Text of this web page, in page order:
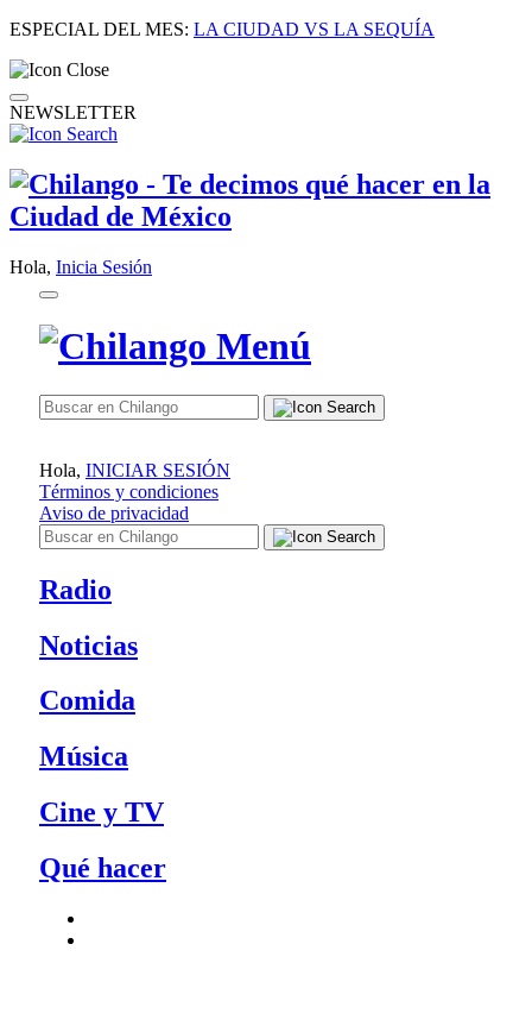
ESPECIAL DEL MES: LA CIUDAD VS LA SEQUÍA
NEWSLETTER
Hola, Inicia Sesión
Hola, INICIAR SESIÓN
Términos y condiciones
Aviso de privacidad
Radio
Noticias
Comida
Música
Cine y TV
Qué hacer